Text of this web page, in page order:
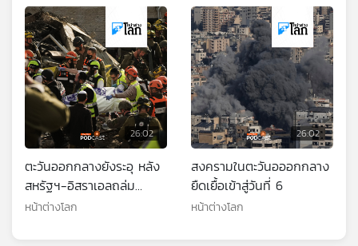
26:02
ตะวันออกกลางยังระอุ หลัง
สหรัฐฯ-อิสราเอลถล่ม
อิหร่าน
หน้าต่างโลก
26:02
สงครามในตะวันอออกกลาง
ยืดเยื้อเข้าสู่วันที่ 6
หน้าต่างโลก